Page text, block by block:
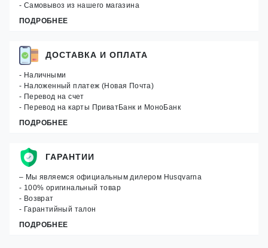
- Самовывоз из нашего магазина
ПОДРОБНЕЕ
ДОСТАВКА И ОПЛАТА
- Наличными
- Наложенный платеж (Новая Почта)
- Перевод на счет
- Перевод на карты ПриватБанк и МоноБанк
ПОДРОБНЕЕ
ГАРАНТИИ
– Мы являемся официальным дилером Husqvarna
- 100% оригинальный товар
- Возврат
- Гарантийный талон
ПОДРОБНЕЕ